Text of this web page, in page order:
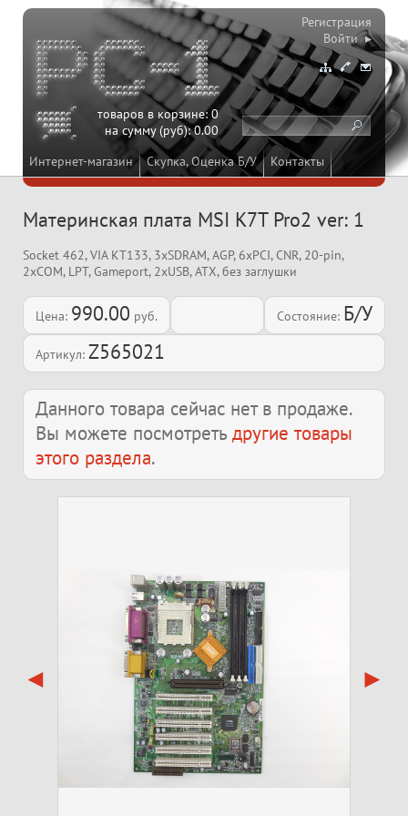
Интернет-магазин Скупка, Оценка Б/У Контакты
товаров в корзине:0
на сумму (руб):0.00
Регистрация
Войти ▸
Материнская плата MSI K7T Pro2 ver: 1
Socket 462, VIA KT133, 3xSDRAM, AGP, 6xPCI, CNR, 20-pin,
2xCOM, LPT, Gameport, 2xUSB, ATX, без заглушки
Цена: 990.00 руб. Состояние: Б/У
Артикул: Z565021
Данного товара сейчас нет в продаже.
Вы можете посмотреть другие товары
этого раздела.